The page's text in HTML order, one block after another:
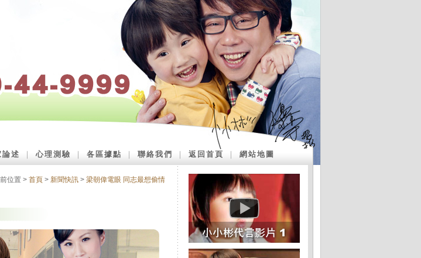
論述 ｜心理測驗 各區據點 聯絡我們 返回首頁 網站地圖
位置 > 首頁 > 新聞快訊 > 梁朝偉電眼 同志最想偷情